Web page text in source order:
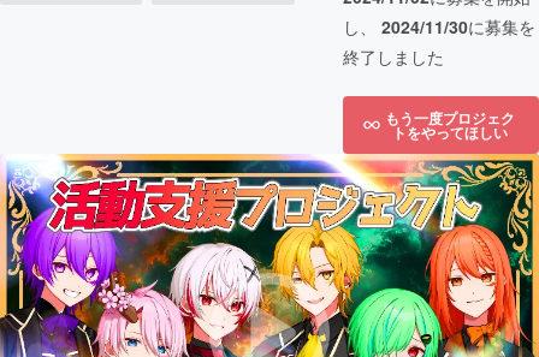
し、 2024/11/30に募集を
終了しました
もう一度プロジェク
トをやってほしい